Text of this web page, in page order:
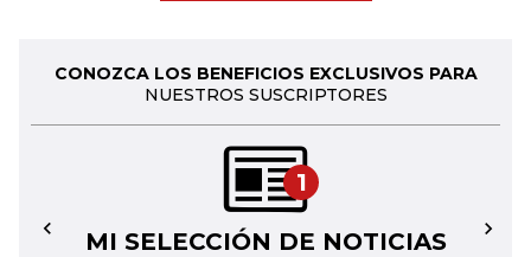
CONOZCA LOS BENEFICIOS EXCLUSIVOS PARA
NUESTROS SUSCRIPTORES
1
MI SELECCIÓN DE NOTICIAS
← →